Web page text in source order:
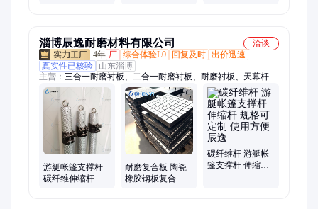
淄博辰逸耐磨材料有限公司
洽谈
4年 厂 综合体验L0 回复及时 出价迅速
真实性已核验
山东淄博
主营： 三合一耐磨衬板、二合一耐磨衬板、耐磨衬板、天幕杆、
海钓杆、尖头杆子、救援杆、采摘杆
游艇帐篷支撑杆
碳纤维伸缩杆 天
耐磨复合板 陶瓷
橡胶钢板复合衬
碳纤维杆 游艇帐
篷支撑杆 伸缩杆